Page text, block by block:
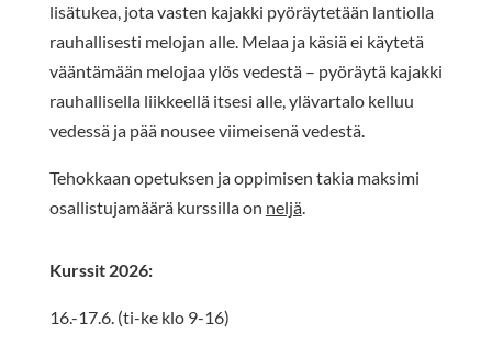
lisätukea, jota vasten kajakki pyöräytetään lantiolla
rauhallisesti melojan alle. Melaa ja käsiä ei käytetä
vääntämään melojaa ylös vedestä – pyöräytä kajakki
rauhallisella liikkeellä itsesi alle, ylävartalo kelluu
vedessä ja pää nousee viimeisenä vedestä.
Tehokkaan opetuksen ja oppimisen takia maksimi
osallistujamäärä kurssilla on neljä.
Kurssit 2026:
16.-17.6. (ti-ke klo 9-16)